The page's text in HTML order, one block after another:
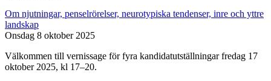
Om njutningar, penselrörelser, neurotypiska tendenser, inre och yttre
landskap
Onsdag 8 oktober 2025
Välkommen till vernissage för fyra kandidatutställningar fredag 17
oktober 2025, kl 17–20.